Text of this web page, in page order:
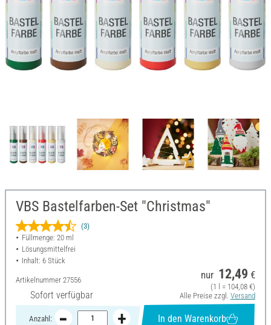
VBS Bastelfarben-Set "Christmas"
(3)
Füllmenge: 20 ml
Lösungsmittelfrei
Inhalt: 6 Stück
Artikelnummer 27556
Sofort verfügbar
nur 12,49 €
(1 l = 104,08 €)
Alle Preise zzgl. Versand
Anzahl: In den Warenkorb